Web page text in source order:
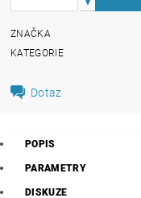
ZNAČKA
KATEGORIE
Dotaz
POPIS
PARAMETRY
DISKUZE